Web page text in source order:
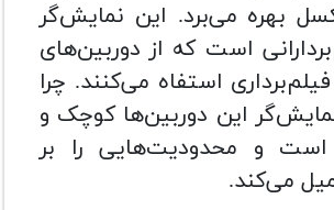
پیکسل بهره می‌برد. این نمایش‌گر
است که از دوربین‌های
استفاه می‌کنند. چرا
این دوربین‌ها کوچک و
و محدودیت‌هایی را بر
می‌کند.